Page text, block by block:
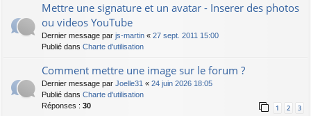
Mettre une signature et un avatar - Inserer des photos
ou videos YouTube
Dernier message par js-martin « 27 sept. 2011 15:00
Publié dans Charte d'utilisation
Comment mettre une image sur le forum ?
Dernier message par Joelle31 « 24 juin 2026 18:05
Publié dans Charte d'utilisation
Réponses : 30 1 2 3